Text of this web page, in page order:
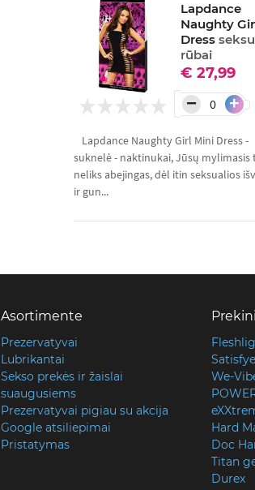
Lapdance
Naughty
Dress
rūbai
€ 27,99
− +
Lapdance Naughty Girl Mini Dress -
suknelė - naktinukai, Jūsų mylimasis
neliks abejingas, dėl itin seksualios
ir gun...
Asortimente
Prezervatyvai
Lubrikantai
Sekso prekės ir žaislai
suaugusiems
Prezervatyvai pigiau su akcija
Google atsiliepimai
Pristatymas
We-
Hard
Doc
Titan
Durex